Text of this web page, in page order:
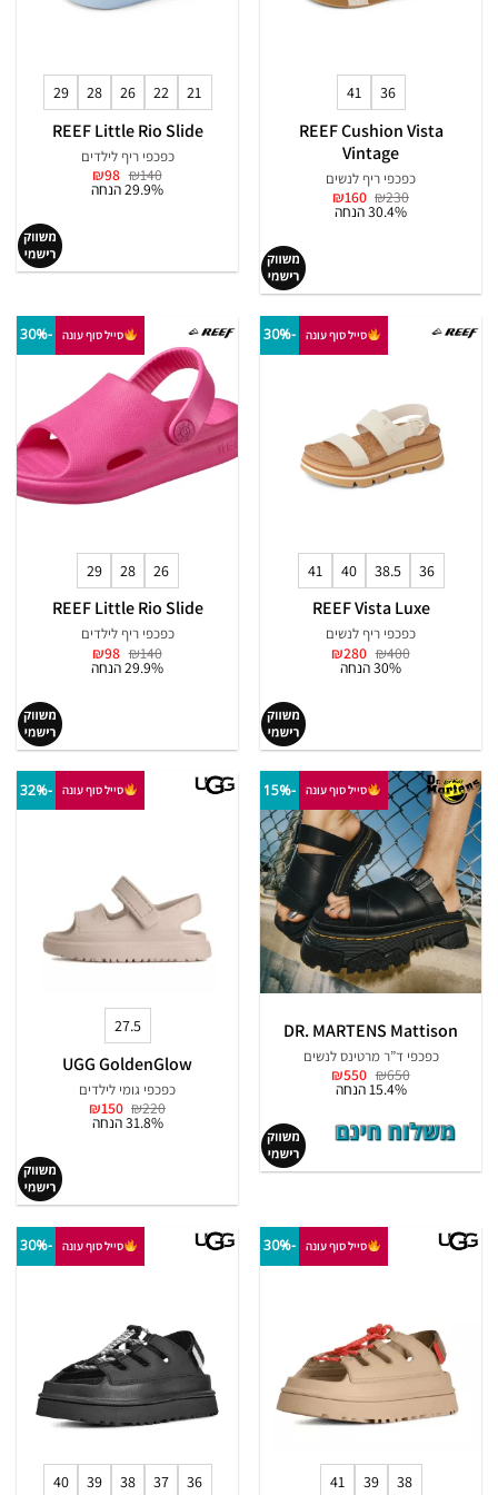
36
41
REEF Cushion Vista
Vintage
כפכפי ריף לנשים
₪230 המחיר
המקורי
₪160 המחיר
30.4% הנחה
21
22
26
28
29
REEF Little Rio Slide
כפכפי ריף לילדים
₪140 המחיר
המקורי
₪98 המחיר
הנוכחי 29.9% הנחה
סייל סוף עונה -30%
36
38.5
40
41
REEF Vista Luxe
כפכפי ריף לנשים
₪400 המחיר
המקורי
₪280 המחיר
30% הנחה
סייל סוף עונה -30%
26
28
29
REEF Little Rio Slide
כפכפי ריף לילדים
₪140 המחיר
המקורי
₪98 המחיר
הנוכחי 29.9% הנחה
סייל סוף עונה -15%
DR. MARTENS Mattison
כפכפי ד”ר מרטינס לנשים
₪650 המחיר
המקורי
₪550 המחיר
15.4% הנחה
סייל סוף עונה -32%
27.5
UGG GoldenGlow
כפכפי גומי לילדים
₪220 המחיר
המקורי
₪150 המחיר
31.8% הנחה
סייל סוף עונה -30%
38
39
41
סייל סוף עונה -30%
36
37
38
39
40